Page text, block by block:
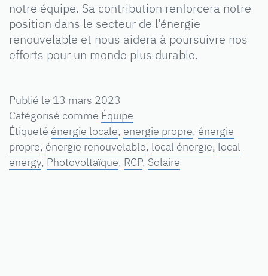
notre équipe. Sa contribution renforcera notre
position dans le secteur de l’énergie
renouvelable et nous aidera à poursuivre nos
efforts pour un monde plus durable.
Publié le 13 mars 2023
Catégorisé comme Équipe
Étiqueté énergie locale, energie propre, énergie
propre, énergie renouvelable, local énergie, local
energy, Photovoltaïque, RCP, Solaire